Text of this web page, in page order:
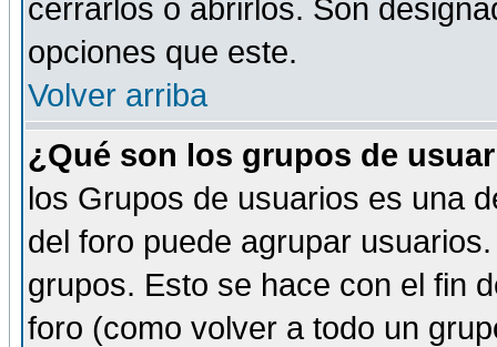
cerrarlos o abrirlos. Son
opciones que este.
Volver arriba
¿Qué son los grupos de
los Grupos de usuarios es una
del foro puede agrupar
grupos. Esto se hace con el fin
foro (como volver a todo un